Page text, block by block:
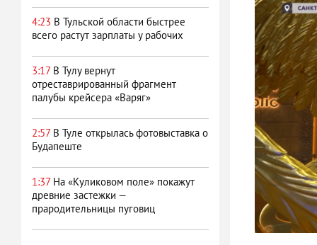
4:23 В Тульской области быстрее
всего растут зарплаты у рабочих
3:17 В Тулу вернут
отреставрированный фрагмент
палубы крейсера «Варяг»
2:57 В Туле открылась фотовыставка о
Будапеште
1:37 На «Куликовом поле» покажут
древние застежки —
прародительницы пуговиц